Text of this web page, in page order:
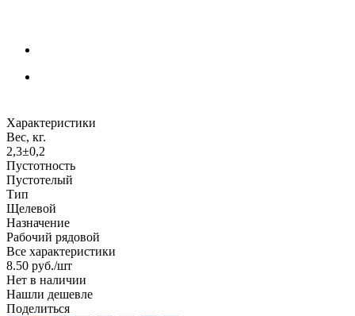
Характеристики
Вес, кг.
2,3±0,2
Пустотность
Пустотелый
Тип
Щелевой
Назначение
Рабочий рядовой
Все характеристики
8.50 руб./шт
Нет в наличии
Нашли дешевле
Поделиться